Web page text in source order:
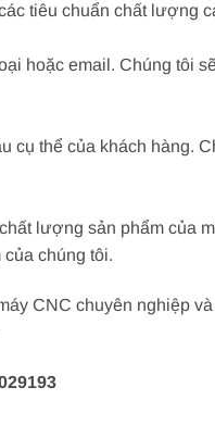
tiêu chuẩn chất lượng
hoặc email. Chúng tôi
cụ thể của khách hàng.
lượng sản phẩm của
chúng tôi.
CNC chuyên nghiệp